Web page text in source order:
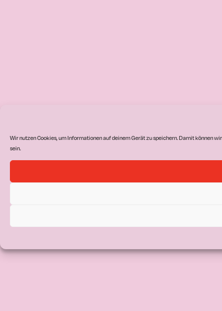
Wir nutzen Cookies, um Informationen auf deinem Gerät zu speichern. Damit können
sein.